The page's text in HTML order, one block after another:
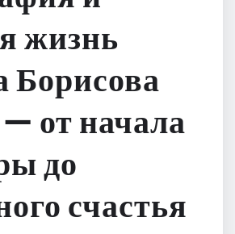
жизнь
Борисова
от начала
до
счастья